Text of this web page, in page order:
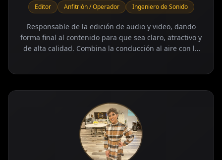
Editor Anfitrión / Operador Ingeniero de Sonido
Responsable de la edición de audio y video, dando
forma final al contenido para que sea claro, atractivo y
de alta calidad. Combina la conducción al aire con la